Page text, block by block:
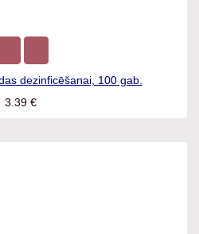
dezinficēšanai, 100 gab.
3.39€